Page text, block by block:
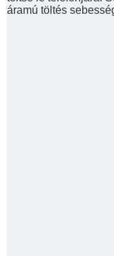
áramú töltés